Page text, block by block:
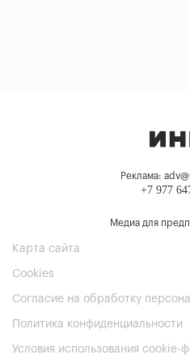
Реклама:
+7 977
Медиа для
Карта сайта
Cookies
Согласие на обработку
Политика конфиденциальности
Условия использования cookie-